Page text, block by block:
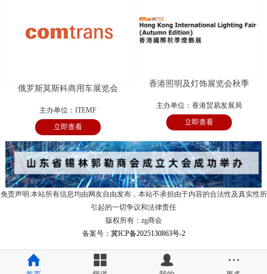
俄罗斯莫斯科商用车展览会
主办单位：ITEMF
立即查看
香港照明及灯饰展览会秋季
主办单位：香港贸易发展局
立即查看
免责声明:本站所有信息均由网友自由发布，本站不承担由于内容的合法性及真实性所
引起的一切争议和法律责任
版权所有：zg商会
备案号： 冀ICP备2025130863号-2